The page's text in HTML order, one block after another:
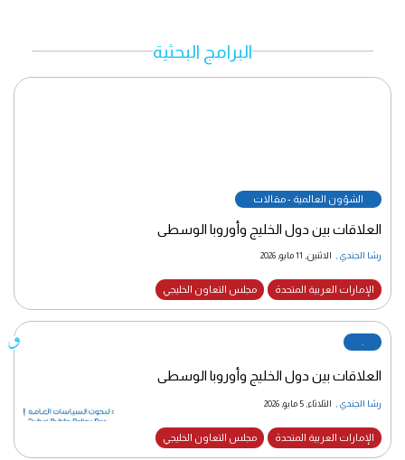
البرامج البحثية
الشؤون العالمية - مقالات
العلاقات بين دول الخليج وأوروبا الوسطى
رشا الجندي الاثنين, 11 مايو, 2026
الإمارات العربية المتحدة مجلس التعاون الخليجي
العلاقات بين دول الخليج وأوروبا الوسطى
رشا الجندي الثلاثاء, 5 مايو, 2026
الإمارات العربية المتحدة مجلس التعاون الخليجي